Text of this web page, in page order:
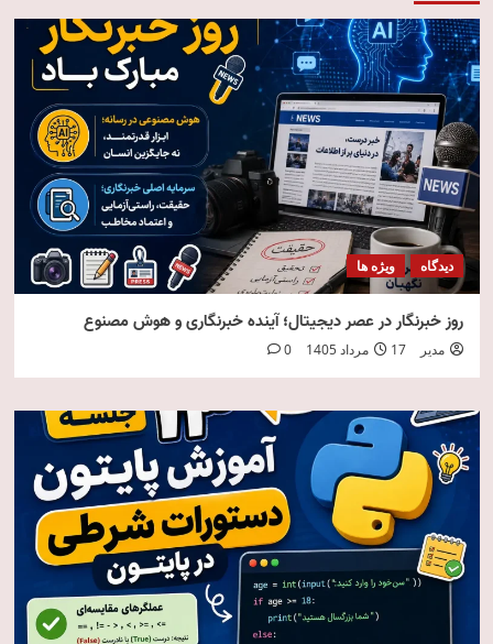
دیدگاه ویژه ها
روز خبرنگار در عصر دیجیتال؛ آینده خبرنگاری و هوش مصنوع
مدیر 17 مرداد 1405 0